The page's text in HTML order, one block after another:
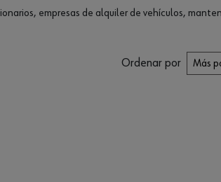
empresas de alquiler de vehículos,
Ordenar por